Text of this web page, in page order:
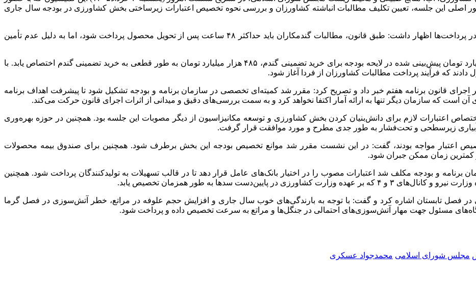
اصلی این جلسه، تعیین تکلیف مطالبات انباشته کشاورزان و بررسی نحوه تخصیص اعتبارات زیرساختی بخش کشاورزی در بودجه سال جاری
عسکری با اشاره به دغدغه جدی گندمکاران در خصوص تأخیر در پرداخت‌ها اظهار داشت: طبق قانون، مطالبات گندمکاران باید حداکثر ۴۸ ساعت پس از تحویل محصول پرداخت شود، اما به دلیل عدم تأمین
وی افزود: در نشست امروز مقرر شد از مجموع ۵۰۴ هزار میلیارد تومان پیش‌بینی شده در لایحه بودجه برای خرید تضمینی گندم، ۴۸۵ هزار میلیارد تومان به طور قطعی به خرید تضمینی گندم اختصاص یابد. با
که فرآیند پرداخت مطالبات کشاورزان از فردا آغاز شود.
قانون برنامه هفتم خبر داد و تصریح کرد: مقرر شد کمیته‌ای تخصصی در سازمان برنامه و بودجه تشکیل شود تا پیشرفت اهداف برنامه
است که سازمان دیگر تنها به ارائه آمار اکتفا نخواهد کرد و به سمت بررسی‌های دقیق و میدانی از اثرات اجرای قانون حرکت می‌کند.
اعتبارات لازم برای دانش‌بنیان کردن بخش کشاورزی و توسعه مکانیزاسیون از دیگر مصوبات این جلسه بود. همچنین در حوزه بهره‌وری
آبیاری زیرسطحی و تحت‌فشار به طور جدی مطرح و مورد موافقت قرار گرفت.
اعتبار مواجه بودند، گفت: در این نشست مقرر شد موانع تخصیص بودجه این بخش برطرف شود. همچنین برای صندوق بیمه محصولات
کمترین زمان ممکن جبران شود.
برنامه و بودجه مکلف شد اعتبارات مصوب را در اختیار بانک‌های عامل قرار دهد تا در قالب تسهیلات به تولیدکنندگان پرداخت شود. همچنین
فصل تابستان اشاره کرد و گفت: با توجه به بارندگی‌های خوب سال جاری و افزایش حجم علوفه در مراتع، خطر آتش‌سوزی در فصل گرما
مسئول جهت مهار آتش‌سوزی‌های احتمالی در جنگل‌ها و مراتع به سرعت تخصیص داده و پرداخت شود.
مجلس شورای اسلامی محمدجواد عسکری